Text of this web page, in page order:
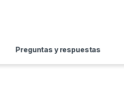
Preguntas y respuestas